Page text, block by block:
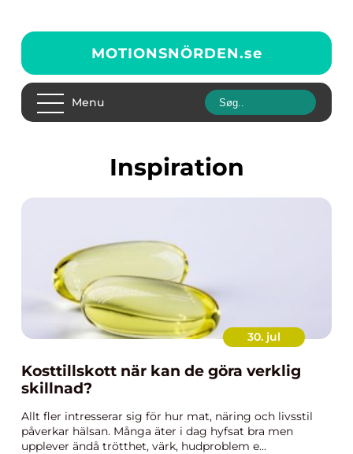
MOTIONSNÖRDEN.se
Menu
inspiration
30. jul
Kosttillskott när kan de göra verklig
skillnad?
Allt fler intresserar sig för hur mat, näring och livsstil
påverkar hälsan. Många äter i dag hyfsat bra men
upplever ändå trötthet, värk, hudproblem e...